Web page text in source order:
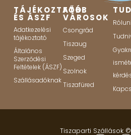
TÁJÉKOZTATÓ
ÉS ÁSZF
Adatkezelési
tájékoztató
Általános
Szerződési
Feltételek (ÁSZF)
Szállásadóknak
FŐBB
VÁROSOK
Csongrád
Tiszaug
Szeged
Szolnok
Tiszafüred
Tiszaparti Szállások ©